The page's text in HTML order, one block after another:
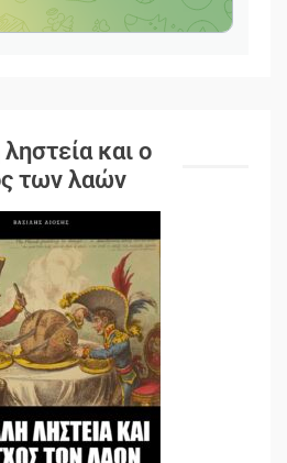
και ο
των λαών